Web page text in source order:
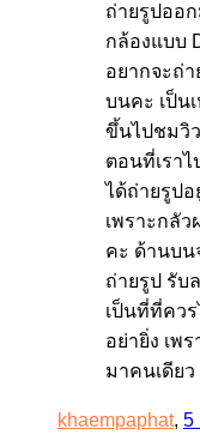
ถ่ายรูปออ
กล้องแบบ
อยากจะถ่
บนคะ เป็น
ขึ้นไปชมวิ
ตอนที่เราไ
ได้ถ่ายรูป
เพราะกลั
คะ ด้านบน
ถ่ายรูป รับ
เป็นที่ที่คว
อย่ายิ่ง เพ
มาคนเดียว
khaempaphat, 5